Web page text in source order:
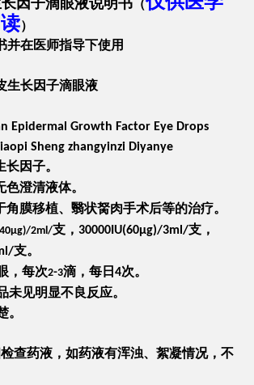
（
）
并在医师指导下使用
生长因子滴眼液
Epidermal Growth Factor Eye Drops
Sheng zhangyinzi Diyanye
长因子。
色澄清液体。
角膜移植、翳状胬肉手术后等的治疗。
2ml/支， 30000IU(60μg)/3ml/支，
支。
，每次2-3滴，每日 4次。
未见明显不良反应。
。
查药液，如药液有浑浊、絮凝情况，不